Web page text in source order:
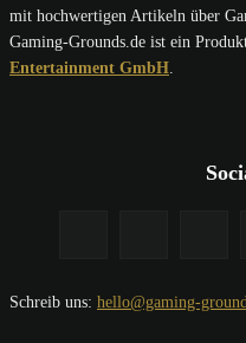
mit hochwertigen Artikeln über
Gaming-Grounds.de ist ein
Entertainment GmbH
Schreib uns: hello@gaming-